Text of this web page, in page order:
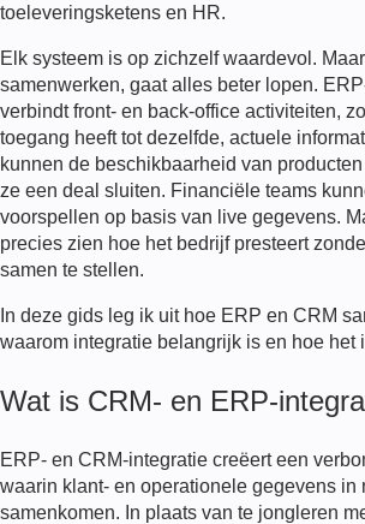
toeleveringsketens en HR.
Elk systeem is op zichzelf waardevol.
samenwerken, gaat alles beter lopen.
verbindt front- en back-office activiteiten,
toegang heeft tot dezelfde, actuele
kunnen de beschikbaarheid van
ze een deal sluiten. Financiële teams
voorspellen op basis van live gegevens.
precies zien hoe het bedrijf presteert
samen te stellen.
In deze gids leg ik uit hoe ERP en CRM
waarom integratie belangrijk is en hoe het
Wat is CRM- en ERP-
ERP- en CRM-integratie creëert een
waarin klant- en operationele gegevens in
samenkomen. In plaats van te jongleren